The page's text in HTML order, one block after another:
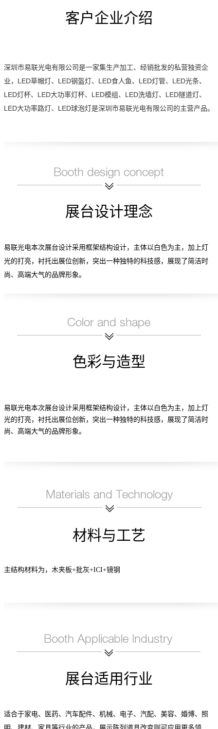
客户企业介绍
深圳市易联光电有限公司是一家集生产加工、经销批发的私营独资企
业，LED草帽灯、LED钢盔灯、LED食人鱼、LED灯管、LED光条、
LED灯杯、LED大功率灯杯、LED模组、LED洗墙灯、LED隧道灯、
LED大功率路灯、LED球泡灯是深圳市易联光电有限公司的主营产品。
展台设计理念
易联光电本次展台设计采用框架结构设计，主体以白色为主，加上灯
光的打亮，衬托出展位创新，突出一种独特的科技感，展现了简洁时
尚、高端大气的品牌形象。
色彩与造型
易联光电本次展台设计采用框架结构设计，主体以白色为主，加上灯
光的打亮，衬托出展位创新，突出一种独特的科技感，展现了简洁时
尚、高端大气的品牌形象。
材料与工艺
主结构材料为，木夹板+批灰+ICI+镜钢
展台适用行业
适合于家电、医药、汽车配件、机械、电子、汽配、美容、婚博、照